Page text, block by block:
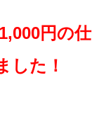
円の仕
した！